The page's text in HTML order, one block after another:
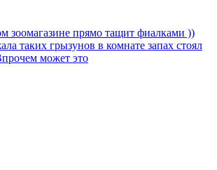
зоомагазине прямо тащит фиалками ))
таких грызунов в комнате запах стоял
может это